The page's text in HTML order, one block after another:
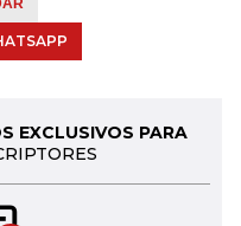
EXCLUSIVOS PARA